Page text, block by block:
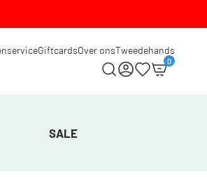
GiftcardsOver onsTweedehands
0
SALE